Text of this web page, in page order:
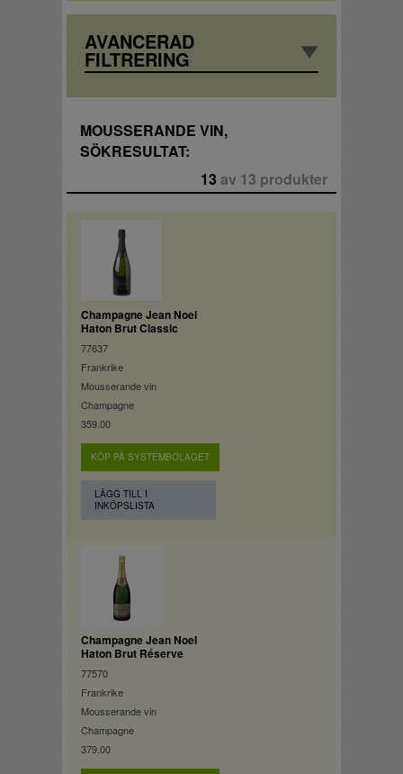
AVANCERAD
FILTRERING
MOUSSERANDE VIN,
SÖKRESULTAT:
13av 13 produkter
Champagne Jean Noel
Haton Brut Classic
77637
Frankrike
Mousserande vin
Champagne
359.00
KÖP PÅ SYSTEMBOLAGET
LÄGG TILL I
INKÖPSLISTA
Champagne Jean Noel
Haton Brut Réserve
77570
Frankrike
Mousserande vin
Champagne
379.00